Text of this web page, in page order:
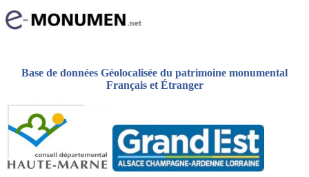
Base de données Géolocalisée du patrimoine monumental
Français et Étranger